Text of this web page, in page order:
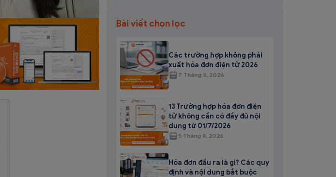
Bài viết chọn lọc
Các trường hợp không phải
xuất hóa đơn điện tử 2026
7 Tháng 8, 2026
13 Trường hợp hóa đơn điện
tử không cần có đầy đủ nội
dung từ 01/7/2026
5 Tháng 8, 2026
Hóa đơn đầu ra là gì? Các quy
định và nội dung bắt buộc